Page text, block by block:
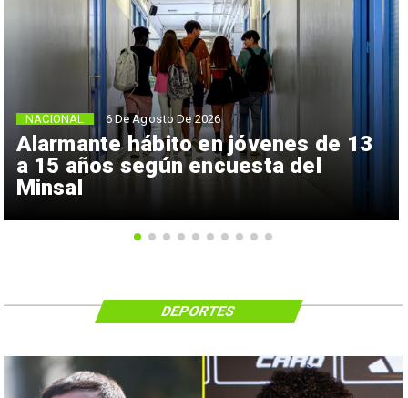
Alarmante hábito en jóvenes de 13
a 15 años según encuesta del
Minsal
NACIONAL 6 De Agosto De 2026
DEPORTES